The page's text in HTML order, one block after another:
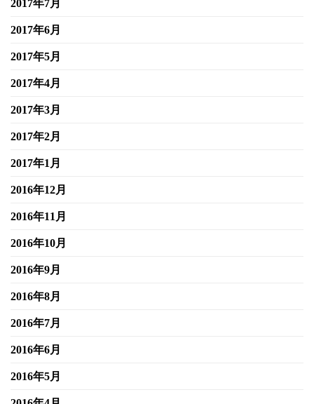
2017年7月
2017年6月
2017年5月
2017年4月
2017年3月
2017年2月
2017年1月
2016年12月
2016年11月
2016年10月
2016年9月
2016年8月
2016年7月
2016年6月
2016年5月